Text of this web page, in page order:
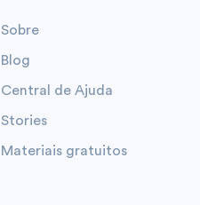
Sobre
Blog
Central de Ajuda
Stories
Materiais gratuitos